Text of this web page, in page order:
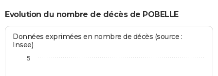
Evolution du nombre de décès de POBELLE
Données exprimées en nombre de décès (source :
Insee)
5